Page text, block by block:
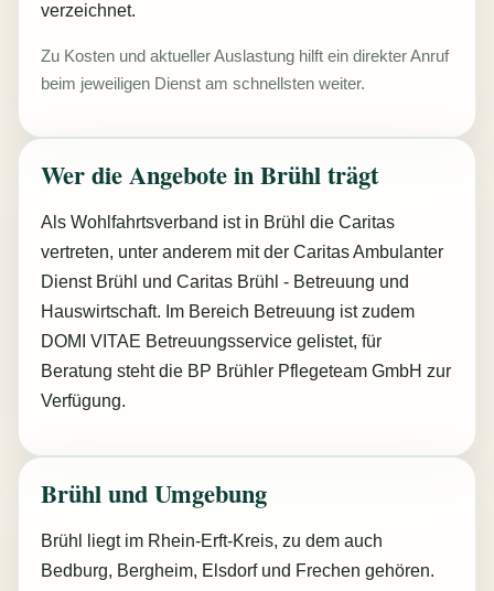
verzeichnet.
Zu Kosten und aktueller Auslastung hilft ein direkter Anruf
beim jeweiligen Dienst am schnellsten weiter.
Wer die Angebote in Brühl trägt
Als Wohlfahrtsverband ist in Brühl die Caritas
vertreten, unter anderem mit der Caritas Ambulanter
Dienst Brühl und Caritas Brühl - Betreuung und
Hauswirtschaft. Im Bereich Betreuung ist zudem
DOMI VITAE Betreuungsservice gelistet, für
Beratung steht die BP Brühler Pflegeteam GmbH zur
Verfügung.
Brühl und Umgebung
Brühl liegt im Rhein-Erft-Kreis, zu dem auch
Bedburg, Bergheim, Elsdorf und Frechen gehören.